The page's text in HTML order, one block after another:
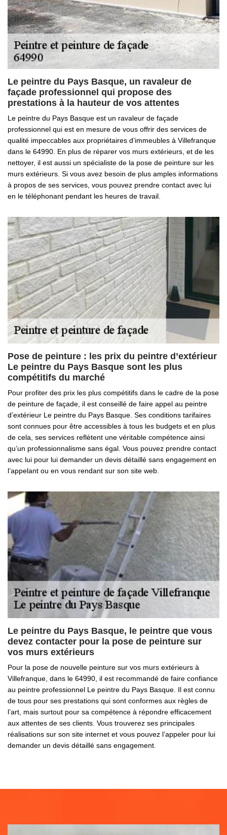
Le peintre du Pays Basque, un ravaleur de
façade professionnel qui propose des
prestations à la hauteur de vos attentes
Le peintre du Pays Basque est un ravaleur de façade
professionnel qui est en mesure de vous offrir des services de
qualité impeccables aux propriétaires d’immeubles à Villefranque
dans le 64990. En plus de réparer vos murs extérieurs, et de les
nettoyer, il est aussi un spécialiste de la pose de peinture sur les
murs extérieurs. Si vous avez besoin de plus amples informations
à propos de ses services, vous pouvez prendre contact avec lui
en le téléphonant pendant les heures de travail.
Pose de peinture : les prix du peintre d’extérieur
Le peintre du Pays Basque sont les plus
compétitifs du marché
Pour profiter des prix les plus compétitifs dans le cadre de la pose
de peinture de façade, il est conseillé de faire appel au peintre
d’extérieur Le peintre du Pays Basque. Ses conditions tarifaires
sont connues pour être accessibles à tous les budgets et en plus
de cela, ses services reflètent une véritable compétence ainsi
qu’un professionnalisme sans égal. Vous pouvez prendre contact
avec lui pour lui demander un devis détaillé sans engagement en
l’appelant ou en vous rendant sur son site web.
Le peintre du Pays Basque, le peintre que vous
devez contacter pour la pose de peinture sur
vos murs extérieurs
Pour la pose de nouvelle peinture sur vos murs extérieurs à
Villefranque, dans le 64990, il est recommandé de faire confiance
au peintre professionnel Le peintre du Pays Basque. Il est connu
de tous pour ses prestations qui sont conformes aux règles de
l’art, mais surtout pour sa compétence à répondre efficacement
aux attentes de ses clients. Vous trouverez ses principales
réalisations sur son site internet et vous pouvez l’appeler pour lui
demander un devis détaillé sans engagement.